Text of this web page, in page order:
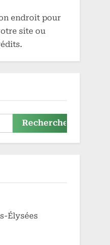
endroit pour
site ou
Élysées